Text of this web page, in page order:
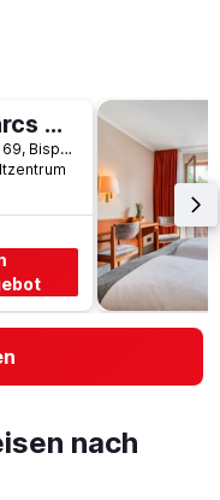
Center Parcs Bispinger Heide
Töpinger Straße 69, Bispingen, Niedersachsen, Deutschland
nach